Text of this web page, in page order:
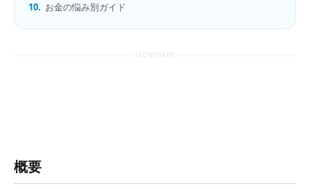
10. お金の悩み別ガイド
SPONSORED
概要